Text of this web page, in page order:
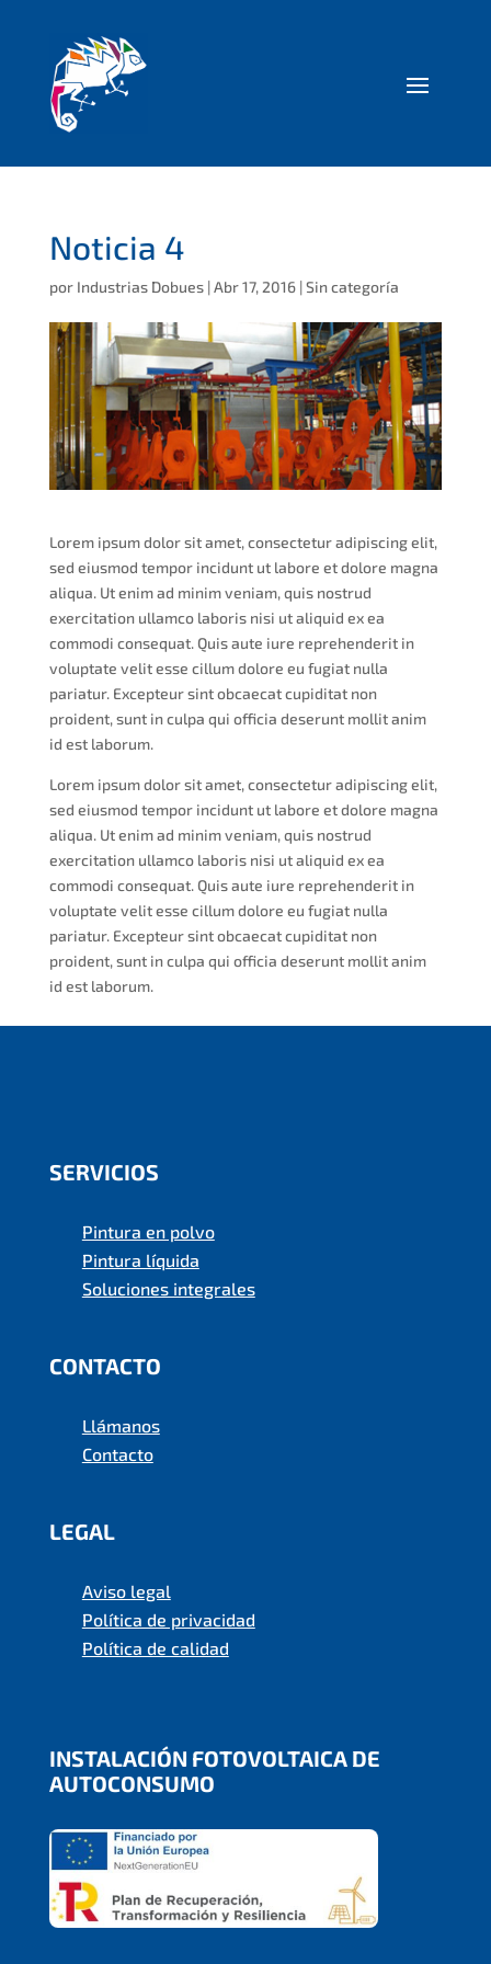
Noticia 4
por Industrias Dobues|Abr 17, 2016|Sin categoría
Lorem ipsum dolor sit amet, consectetur adipiscing elit,
sed eiusmod tempor incidunt ut labore et dolore magna
aliqua. Ut enim ad minim veniam, quis nostrud
exercitation ullamco laboris nisi ut aliquid ex ea
commodi consequat. Quis aute iure reprehenderit in
voluptate velit esse cillum dolore eu fugiat nulla
pariatur. Excepteur sint obcaecat cupiditat non
proident, sunt in culpa qui officia deserunt mollit anim
id est laborum.
Lorem ipsum dolor sit amet, consectetur adipiscing elit,
sed eiusmod tempor incidunt ut labore et dolore magna
aliqua. Ut enim ad minim veniam, quis nostrud
exercitation ullamco laboris nisi ut aliquid ex ea
commodi consequat. Quis aute iure reprehenderit in
voluptate velit esse cillum dolore eu fugiat nulla
pariatur. Excepteur sint obcaecat cupiditat non
proident, sunt in culpa qui officia deserunt mollit anim
id est laborum.
SERVICIOS
Pintura en polvo
Pintura líquida
Soluciones integrales
CONTACTO
Llámanos
Contacto
LEGAL
Aviso legal
Política de privacidad
Política de calidad
INSTALACIÓN FOTOVOLTAICA DE
AUTOCONSUMO